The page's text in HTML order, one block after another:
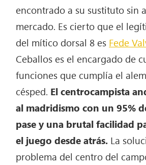
encontrado a su sustituto sin
mercado. Es cierto que el
del mítico dorsal 8 es Fede
Ceballos es el encargado de
funciones que cumplía el
césped. El centrocampista
al madridismo con un 95%
pase y una brutal facilidad
el juego desde atrás. La
problema del centro del